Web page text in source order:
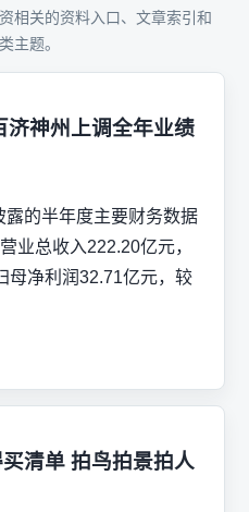
相关的资料入口、文章索引和
主题。
济神州上调全年业绩
的半年度主要财务数据
业总收入222.20亿元，
母净利润32.71亿元，较
清单 拍鸟拍景拍人